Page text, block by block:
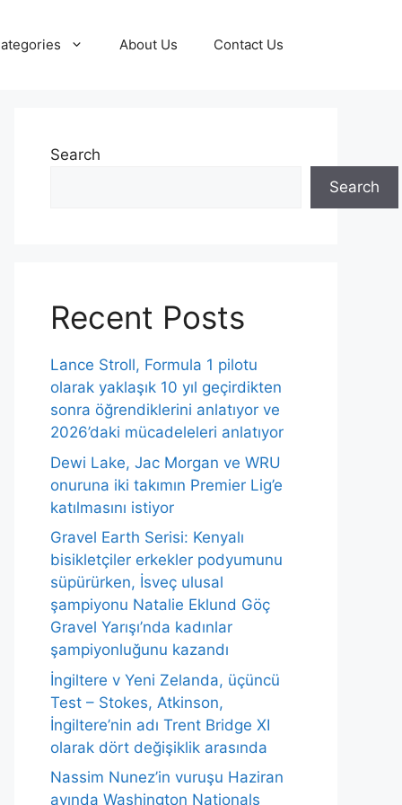
About Us Contact Us
Search
Search
Recent Posts
Lance Stroll, Formula 1 pilotu
olarak yaklaşık 10 yıl geçirdikten
sonra öğrendiklerini anlatıyor ve
2026’daki mücadeleleri anlatıyor
Dewi Lake, Jac Morgan ve WRU
onuruna iki takımın Premier Lig’e
katılmasını istiyor
Gravel Earth Serisi: Kenyalı
bisikletçiler erkekler podyumunu
süpürürken, İsveç ulusal
şampiyonu Natalie Eklund Göç
Gravel Yarışı’nda kadınlar
şampiyonluğunu kazandı
İngiltere v Yeni Zelanda, üçüncü
Test – Stokes, Atkinson,
İngiltere’nin adı Trent Bridge XI
olarak dört değişiklik arasında
Nassim Nunez’in vuruşu Haziran
ayında Washington Nationals